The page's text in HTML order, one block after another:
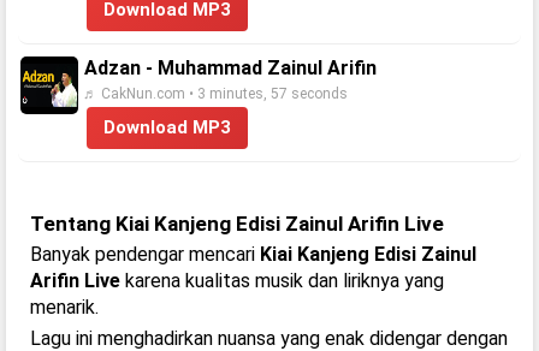
Download MP3
Adzan - Muhammad Zainul Arifin
♬ CakNun.com • 3 minutes, 57 seconds
Download MP3
Tentang Kiai Kanjeng Edisi Zainul Arifin Live
Banyak pendengar mencari Kiai Kanjeng Edisi Zainul
Arifin Live karena kualitas musik dan liriknya yang
menarik.
Lagu ini menghadirkan nuansa yang enak didengar dengan